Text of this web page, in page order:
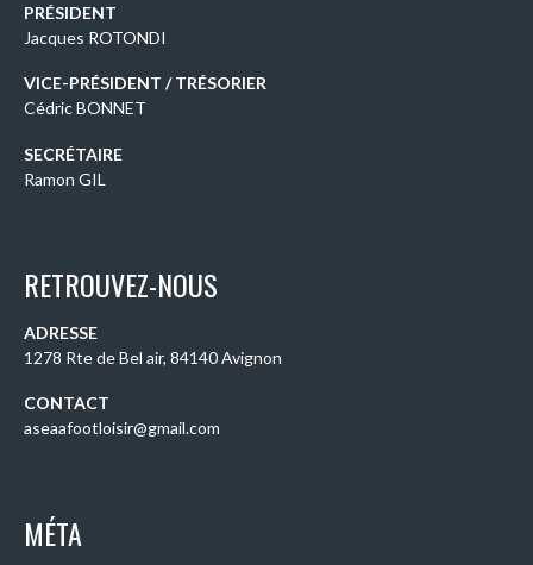
PRÉSIDENT
Jacques ROTONDI
VICE-PRÉSIDENT / TRÉSORIER
Cédric BONNET
SECRÉTAIRE
Ramon GIL
RETROUVEZ-NOUS
ADRESSE
1278 Rte de Bel air, 84140 Avignon
CONTACT
aseaafootloisir@gmail.com
MÉTA